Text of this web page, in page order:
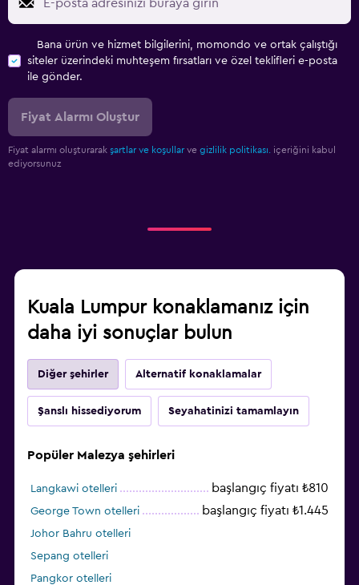
Bana ürün ve hizmet bilgilerini, momondo ve ortak çalıştığı
siteler üzerindeki muhteşem fırsatları ve özel teklifleri e-posta
ile gönder.
Fiyat Alarmı Oluştur
Fiyat alarmı oluşturarak şartlar ve koşullar ve gizlilik politikası.
içeriğini kabul
ediyorsunuz
Kuala Lumpur konaklamanız için
daha iyi sonuçlar bulun
Diğer şehirler Alternatif konaklamalar
Şanslı hissediyorum Seyahatinizi tamamlayın
Popüler Malezya şehirleri
Langkawi otelleri başlangıç fiyatı ₺810
George Town otelleri başlangıç fiyatı ₺1.445
Johor Bahru otelleri
Sepang otelleri
Pangkor otelleri